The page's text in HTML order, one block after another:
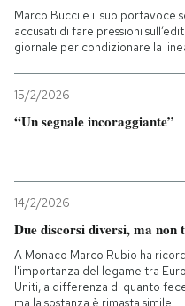
Marco Bucci e il suo portavoce
accusati di fare pressioni
giornale per condizionare la
15/2/2026
“Un segnale incoraggiante”
14/2/2026
Due discorsi diversi, ma non
A Monaco Marco Rubio ha
l'importanza del legame tra
Uniti, a differenza di quanto
ma la sostanza è rimasta simile